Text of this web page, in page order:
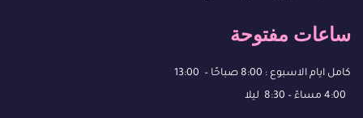
ساعات مفتوحة
كامل ايام الاسبوع : 8:00 صباحًا – 13:00